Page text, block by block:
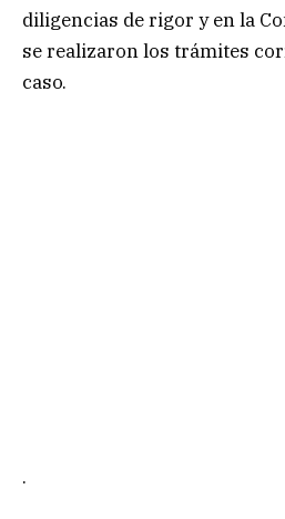
diligencias de rigor y en la
se realizaron los trámites
caso.
.